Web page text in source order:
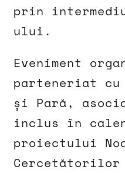
prin
ului.
Eveniment
parteneriat cu
și Pară,
inclus în
proiectului
Cercetătorilor